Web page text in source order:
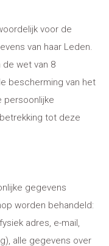
voor de
van haar Leden.
wet van 8
bescherming van het
persoonlijke
tot deze
gegevens
worden behandeld:
adres, e-mail,
alle gegevens over